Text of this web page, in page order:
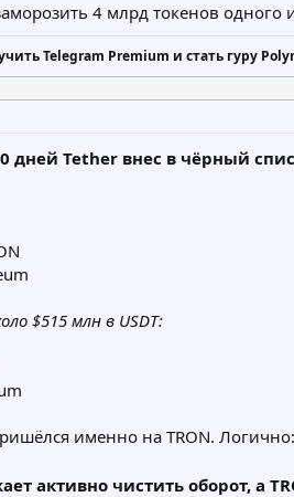
4 млрд токенов
Telegram Premium и стать гуру
дней Tether внес в чёрный
$515 млн в USDT:
именно на TRON.
активно чистить оборот, а